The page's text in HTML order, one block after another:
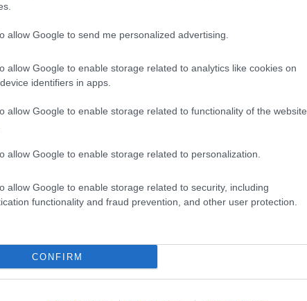
allow Google to send me personalized advertising.
allow Google to enable storage related to analytics like cookies on
identifiers in apps.
allow Google to enable storage related to functionality of the website
allow Google to enable storage related to personalization.
allow Google to enable storage related to security, including
functionality and fraud prevention, and other user protection.
CONFIRM